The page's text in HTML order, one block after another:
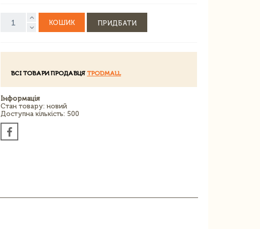
КОШИК ПРИДБАТИ
ВСІ ТОВАРИ ПРОДАВЦЯTPODMALL
Інформація
Стан товару: новий
Доступна кількість: 500